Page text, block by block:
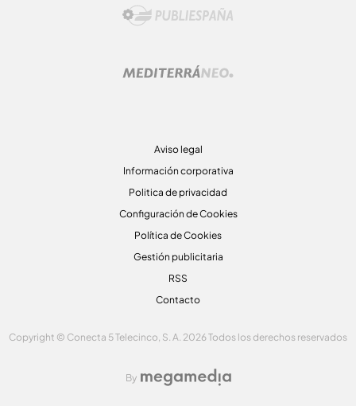
Aviso legal
Información corporativa
Politica de privacidad
Configuración de Cookies
Política de Cookies
Gestión publicitaria
RSS
Contacto
Copyright © Conecta 5 Telecinco, S. A. 2026 Todos los derechos reservados
By